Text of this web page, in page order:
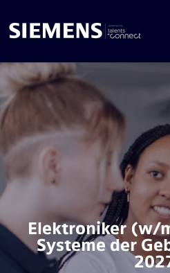
Elektroniker (w/
Systeme der